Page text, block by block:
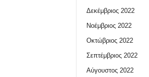
Δεκέμβριος 2022
Νοέμβριος 2022
Οκτώβριος 2022
Σεπτέμβριος 2022
Αύγουστος 2022